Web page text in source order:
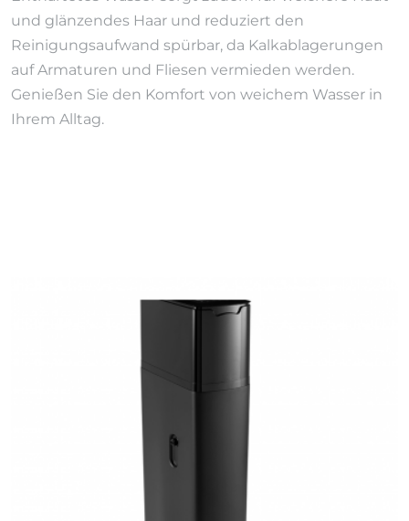
und glänzendes Haar und reduziert den
Reinigungsaufwand spürbar, da Kalkablagerungen
auf Armaturen und Fliesen vermieden werden.
Genießen Sie den Komfort von weichem Wasser in
Ihrem Alltag.